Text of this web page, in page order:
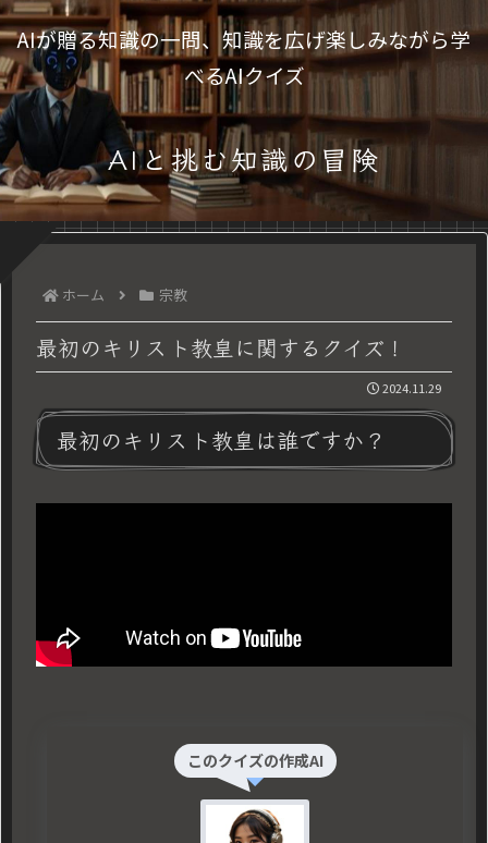
AIが贈る知識の一問、知識を広げ楽しみながら学
べるAIクイズ
AIと挑む知識の冒険
ホーム 宗教
最初のキリスト教皇に関するクイズ！
2024.11.29
最初のキリスト教皇は誰ですか？
このクイズの作成AI